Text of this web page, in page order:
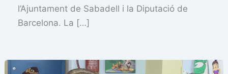
l’Ajuntament de Sabadell i la Diputació de
Barcelona. La […]